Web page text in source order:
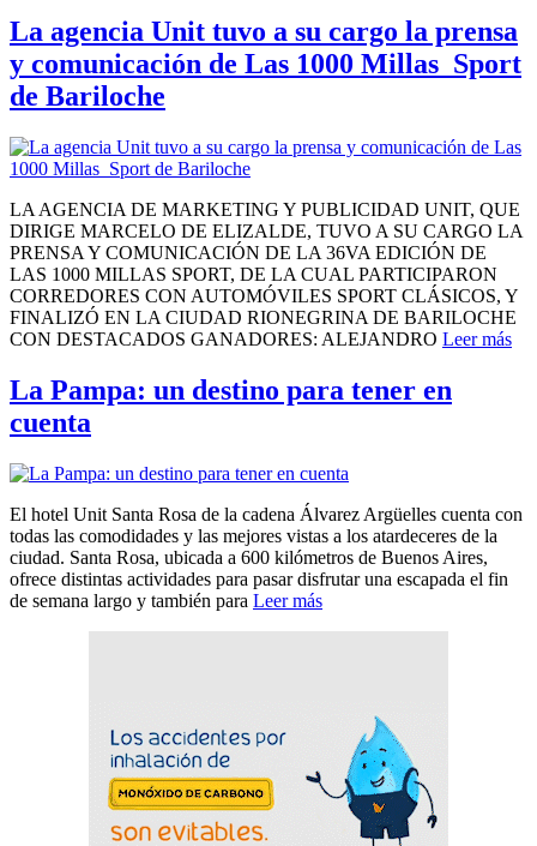
La agencia Unit tuvo a su cargo la prensa
y comunicación de Las 1000 Millas Sport
de Bariloche
LA AGENCIA DE MARKETING Y PUBLICIDAD UNIT, QUE
DIRIGE MARCELO DE ELIZALDE, TUVO A SU CARGO LA
PRENSA Y COMUNICACIÓN DE LA 36VA EDICIÓN DE
LAS 1000 MILLAS SPORT, DE LA CUAL PARTICIPARON
CORREDORES CON AUTOMÓVILES SPORT CLÁSICOS, Y
FINALIZÓ EN LA CIUDAD RIONEGRINA DE BARILOCHE
CON DESTACADOS GANADORES: ALEJANDRO Leer más
La Pampa: un destino para tener en
cuenta
El hotel Unit Santa Rosa de la cadena Álvarez Argüelles cuenta con
todas las comodidades y las mejores vistas a los atardeceres de la
ciudad. Santa Rosa, ubicada a 600 kilómetros de Buenos Aires,
ofrece distintas actividades para pasar disfrutar una escapada el fin
de semana largo y también para Leer más